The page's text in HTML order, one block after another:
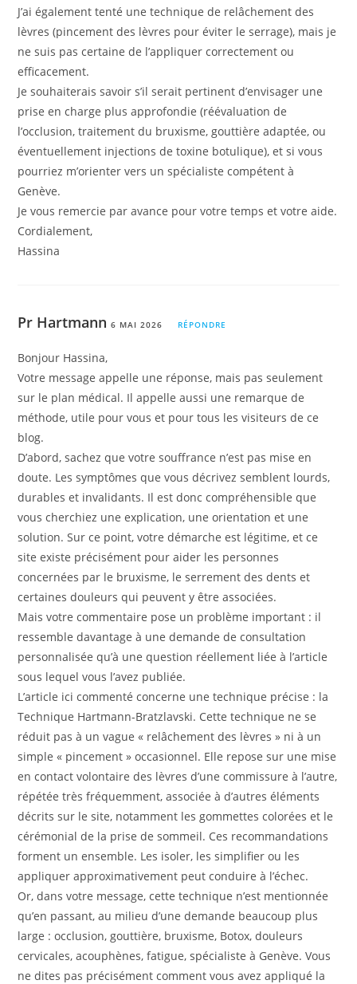
J’ai également tenté une technique de relâchement des
lèvres (pincement des lèvres pour éviter le serrage), mais je
ne suis pas certaine de l’appliquer correctement ou
efficacement.
Je souhaiterais savoir s’il serait pertinent d’envisager une
prise en charge plus approfondie (réévaluation de
l’occlusion, traitement du bruxisme, gouttière adaptée, ou
éventuellement injections de toxine botulique), et si vous
pourriez m’orienter vers un spécialiste compétent à
Genève.
Je vous remercie par avance pour votre temps et votre aide.
Cordialement,
Hassina
Pr Hartmann 6 MAI 2026 RÉPONDRE
Bonjour Hassina,
Votre message appelle une réponse, mais pas seulement
sur le plan médical. Il appelle aussi une remarque de
méthode, utile pour vous et pour tous les visiteurs de ce
blog.
D’abord, sachez que votre souffrance n’est pas mise en
doute. Les symptômes que vous décrivez semblent lourds,
durables et invalidants. Il est donc compréhensible que
vous cherchiez une explication, une orientation et une
solution. Sur ce point, votre démarche est légitime, et ce
site existe précisément pour aider les personnes
concernées par le bruxisme, le serrement des dents et
certaines douleurs qui peuvent y être associées.
Mais votre commentaire pose un problème important : il
ressemble davantage à une demande de consultation
personnalisée qu’à une question réellement liée à l’article
sous lequel vous l’avez publiée.
L’article ici commenté concerne une technique précise : la
Technique Hartmann-Bratzlavski. Cette technique ne se
réduit pas à un vague « relâchement des lèvres » ni à un
simple « pincement » occasionnel. Elle repose sur une mise
en contact volontaire des lèvres d’une commissure à l’autre,
répétée très fréquemment, associée à d’autres éléments
décrits sur le site, notamment les gommettes colorées et le
cérémonial de la prise de sommeil. Ces recommandations
forment un ensemble. Les isoler, les simplifier ou les
appliquer approximativement peut conduire à l’échec.
Or, dans votre message, cette technique n’est mentionnée
qu’en passant, au milieu d’une demande beaucoup plus
large : occlusion, gouttière, bruxisme, Botox, douleurs
cervicales, acouphènes, fatigue, spécialiste à Genève. Vous
ne dites pas précisément comment vous avez appliqué la